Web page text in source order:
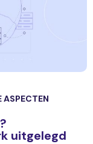
ASPECTEN
uitgelegd